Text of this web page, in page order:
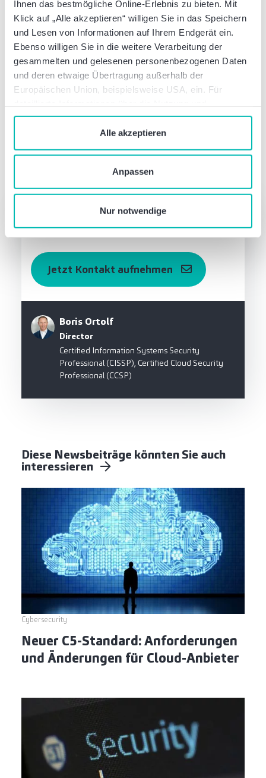
Ihnen das bestmögliche Online-Erlebnis zu bieten. Mit
Klick auf „Alle akzeptieren“ willigen Sie in das Speichern
und Lesen von Informationen auf Ihrem Endgerät ein.
Ebenso willigen Sie in die weitere Verarbeitung der
gesammelten und gelesenen personenbezogenen Daten
und deren etwaige Übertragung außerhalb der
Europäischen Union, beispielsweise USA, ein. Für
Verwaltung von Cookies klicken Sie auf „Details“. Mit
dem Klick auf „Cookies verbieten“ lehnen Sie die
Verwendung von zustimmungspflichtigen Cookies ab. Sie
, wenn Sie unsere Webseite
nutzen.
Alle akzeptieren
Anpassen
Nur notwendige
Waren diese Informationen hilfreich?
Diesen Beitrag teilen:
Autor dieses Artikels
Boris Ortolf
Director
Certified Information Systems Security
Professional (CISSP), Certified Cloud Security
Professional (CCSP)
Was können wir für Sie tun?
Sprechen Sie mit uns – einfach unverbindlich
Jetzt Kontakt aufnehmen
Diese Newsbeiträge könnten Sie auch
interessieren
Cybersecurity
Neuer C5-Standard: Anforderungen
und Änderungen für Cloud-Anbieter